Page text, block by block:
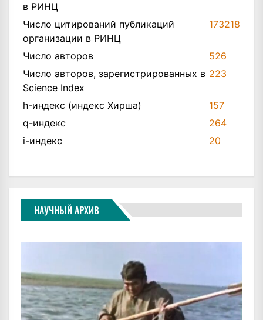
в РИНЦ
Число цитирований публикаций
организации в РИНЦ
173218
Число авторов
526
Число авторов, зарегистрированных в
Science Index
223
h-индекс (индекс Хирша)
157
q-индекс
264
i-индекс
20
НАУЧНЫЙ АРХИВ